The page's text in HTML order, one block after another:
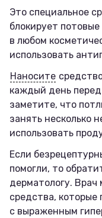
Это специальное
блокирует
в любом
использовать
Наносите
каждый день
заметите, что
занять несколько
использовать
Если
помогли, то
дерматологу. Врач
средства,
с выраженным